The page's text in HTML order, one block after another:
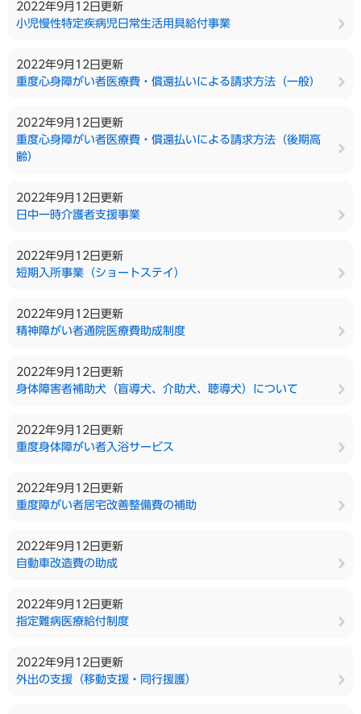
2022年9月12日更新
小児慢性特定疾病児日常生活用具給付事業
2022年9月12日更新
重度心身障がい者医療費・償還払いによる請求方法（一般）
2022年9月12日更新
重度心身障がい者医療費・償還払いによる請求方法（後期高
齢）
2022年9月12日更新
日中一時介護者支援事業
2022年9月12日更新
短期入所事業（ショートステイ）
2022年9月12日更新
精神障がい者通院医療費助成制度
2022年9月12日更新
身体障害者補助犬（盲導犬、介助犬、聴導犬）について
2022年9月12日更新
重度身体障がい者入浴サービス
2022年9月12日更新
重度障がい者居宅改善整備費の補助
2022年9月12日更新
自動車改造費の助成
2022年9月12日更新
指定難病医療給付制度
2022年9月12日更新
外出の支援（移動支援・同行援護）